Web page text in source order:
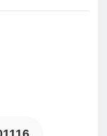
压静电喷塑；
性能好，防腐性能
理，有效避免了眩